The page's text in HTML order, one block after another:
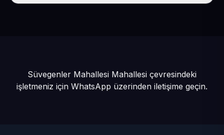
Süvegenler Mahallesi Mahallesi çevresindeki
işletmeniz için WhatsApp üzerinden iletişime geçin.